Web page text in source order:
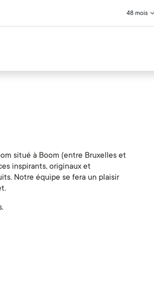
48 mois
situé à Boom (entre Bruxelles et
inspirants, originaux et
Notre équipe se fera un plaisir